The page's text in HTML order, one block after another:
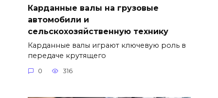
Карданные валы на грузовые
автомобили и
сельскохозяйственную технику
Карданные валы играют ключевую роль в
передаче крутящего
0 316